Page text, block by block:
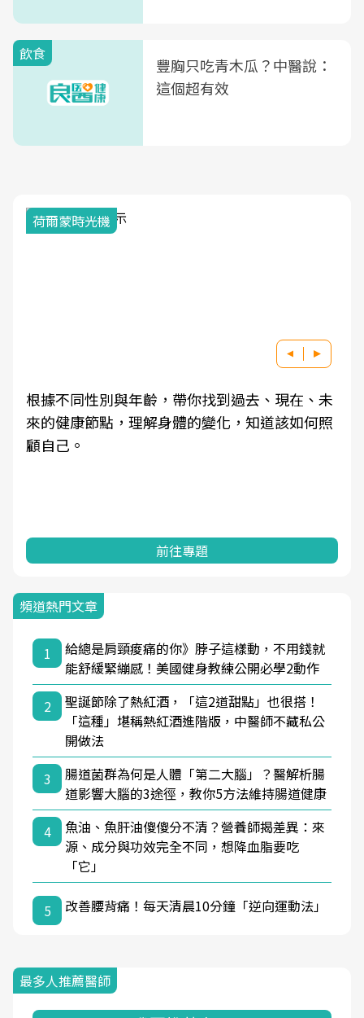
飲食
豐胸只吃青木瓜？中醫說：
這個超有效
荷爾蒙時光機
根據不同性別與年齡，帶你找到過去、現在、未
來的健康節點，理解身體的變化，知道該如何照
顧自己。
前往專題
頻道熱門文章
1
給總是肩頸痠痛的你》脖子這樣動，不用錢就
能舒緩緊繃感！美國健身教練公開必學2動作
2
聖誕節除了熱紅酒，「這2道甜點」也很搭！
「這種」堪稱熱紅酒進階版，中醫師不藏私公
開做法
3
腸道菌群為何是人體「第二大腦」？醫解析腸
道影響大腦的3途徑，教你5方法維持腸道健康
4
魚油、魚肝油傻傻分不清？營養師揭差異：來
源、成分與功效完全不同，想降血脂要吃
「它」
5 改善腰背痛！每天清晨10分鐘「逆向運動法」
最多人推薦醫師